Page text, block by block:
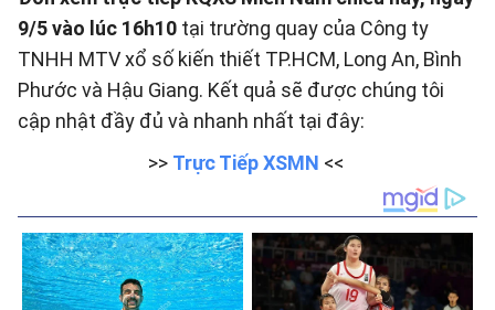
9/5 vào lúc 16h10 tại trường quay của Công ty
TNHH MTV xổ số kiến thiết TP.HCM, Long An, Bình
Phước và Hậu Giang. Kết quả sẽ được chúng tôi
cập nhật đầy đủ và nhanh nhất tại đây:
>> Trực Tiếp XSMN <<